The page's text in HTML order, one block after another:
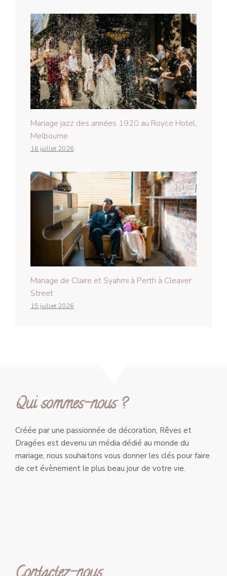
Mariage jazz des années 1920 au Royce Hotel,
Melbourne
16 juillet 2026
Mariage de Claire et Syahmi à Perth à Cleaver
Street
15 juillet 2026
Qui sommes-nous ?
Créée par une passionnée de décoration, Rêves et
Dragées est devenu un média dédié au monde du
mariage, nous souhaitons vous donner les clés pour faire
de cet évènement le plus beau jour de votre vie.